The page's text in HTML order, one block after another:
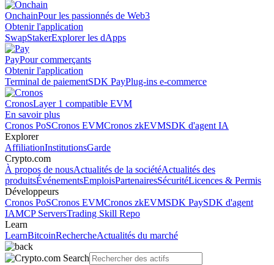
OnchainPour les passionnés de Web3
Obtenir l'application
SwapStakerExplorer les dApps
PayPour commerçants
Obtenir l'application
Terminal de paiementSDK PayPlug-ins e-commerce
CronosLayer 1 compatible EVM
En savoir plus
Cronos PoSCronos EVMCronos zkEVMSDK d'agent IA
Explorer
AffiliationInstitutionsGarde
Crypto.com
À propos de nousActualités de la sociétéActualités des
produitsÉvénementsEmploisPartenairesSécuritéLicences & Permis
Développeurs
Cronos PoSCronos EVMCronos zkEVMSDK PaySDK d'agent
IAMCP ServersTrading Skill Repo
Learn
LearnBitcoinRechercheActualités du marché